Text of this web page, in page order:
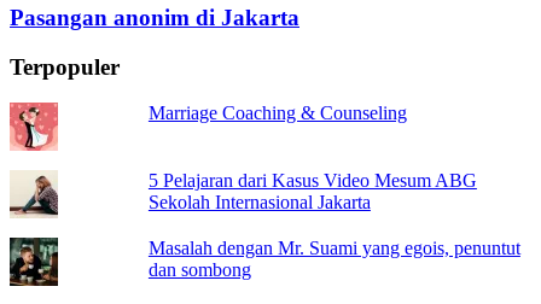
Pasangan anonim di Jakarta
Terpopuler
Marriage Coaching & Counseling
5 Pelajaran dari Kasus Video Mesum ABG
Sekolah Internasional Jakarta
Masalah dengan Mr. Suami yang egois, penuntut
dan sombong